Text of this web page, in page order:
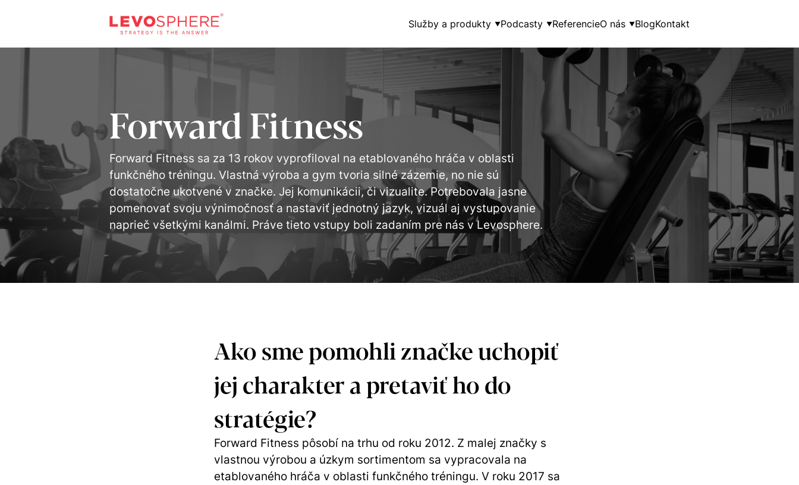
Služby a produkty ▼Podcasty ▼ReferencieO nás ▼BlogKontakt
Forward Fitness
Forward Fitness sa za 13 rokov vyprofiloval na etablovaného hráča v oblasti
funkčného tréningu. Vlastná výroba a gym tvoria silné zázemie, no nie sú
dostatočne ukotvené v značke. Jej komunikácii, či vizualite. Potrebovala jasne
pomenovať svoju výnimočnosť a nastaviť jednotný jazyk, vizuál aj vystupovanie
naprieč všetkými kanálmi. Práve tieto vstupy boli zadaním pre nás v Levosphere.
Ako sme pomohli značke uchopiť
jej charakter a pretaviť ho do
stratégie?
Forward Fitness pôsobí na trhu od roku 2012. Z malej značky s
vlastnou výrobou a úzkym sortimentom sa vypracovala na
etablovaného hráča v oblasti funkčného tréningu. V roku 2017 sa